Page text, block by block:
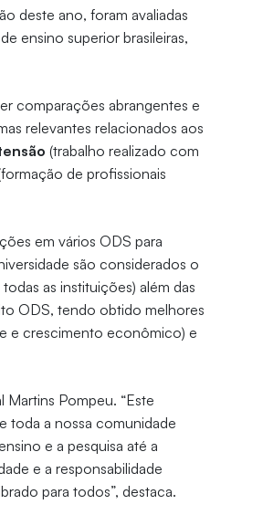
deste ano, foram avaliadas
ensino superior brasileiras,
comparações abrangentes e
relevantes relacionados aos
(trabalho realizado com
de profissionais
em vários ODS para
são considerados o
as instituições) além das
ODS, tendo obtido melhores
e crescimento econômico) e
Pompeu. “Este
toda a nossa comunidade
e a pesquisa até a
e a responsabilidade
para todos”, destaca.